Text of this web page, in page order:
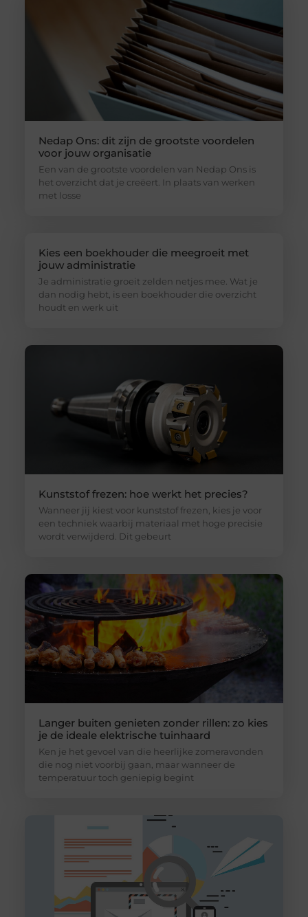
Nedap Ons: dit zijn de grootste voordelen
voor jouw organisatie
Een van de grootste voordelen van Nedap Ons is
het overzicht dat je creëert. In plaats van werken
met losse
Kies een boekhouder die meegroeit met
jouw administratie
Je administratie groeit zelden netjes mee. Wat je
dan nodig hebt, is een boekhouder die overzicht
houdt en werk uit
Kunststof frezen: hoe werkt het precies?
Wanneer jij kiest voor kunststof frezen, kies je voor
een techniek waarbij materiaal met hoge precisie
wordt verwijderd. Dit gebeurt
Langer buiten genieten zonder rillen: zo kies
je de ideale elektrische tuinhaard
Ken je het gevoel van die heerlijke zomeravonden
die nog niet voorbij gaan, maar wanneer de
temperatuur toch geniepig begint